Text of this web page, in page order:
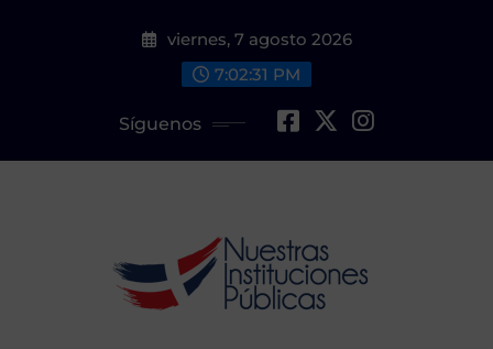
viernes, 7 agosto 2026
7:02:32 PM
Síguenos